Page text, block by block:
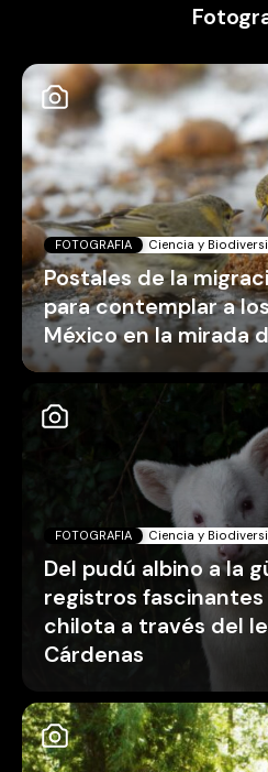
FOTOGRAFIA Ciencia y
Postales de la
para contemplar a
México en la mirada
FOTOGRAFIA Ciencia y
Del pudú albino a la
registros fascinantes
chilota a través del
Cárdenas